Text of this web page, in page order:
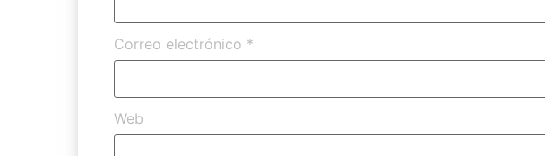
Correo electrónico *
Web